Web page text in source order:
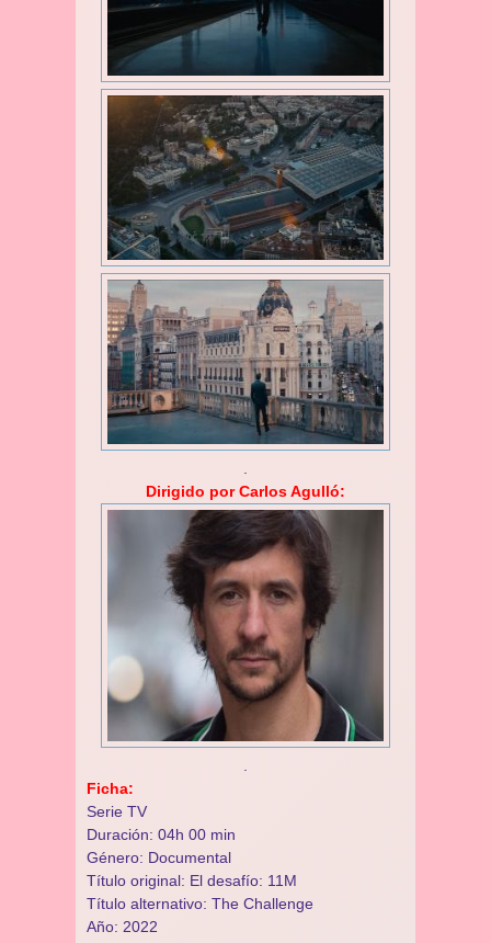
Dirigido por Carlos Agulló:
Ficha:
Serie TV
Duración: 04h 00 min
Género: Documental
Título original: El desafío: 11M
Título alternativo: The Challenge
Año: 2022